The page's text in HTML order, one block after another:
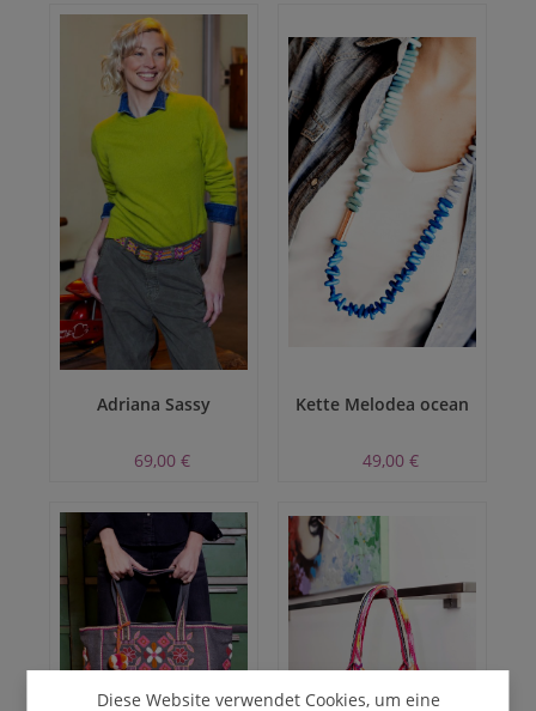
Adriana Sassy
69,00 €
Kette Melodea ocean
49,00 €
Diese Website verwendet Cookies, um eine